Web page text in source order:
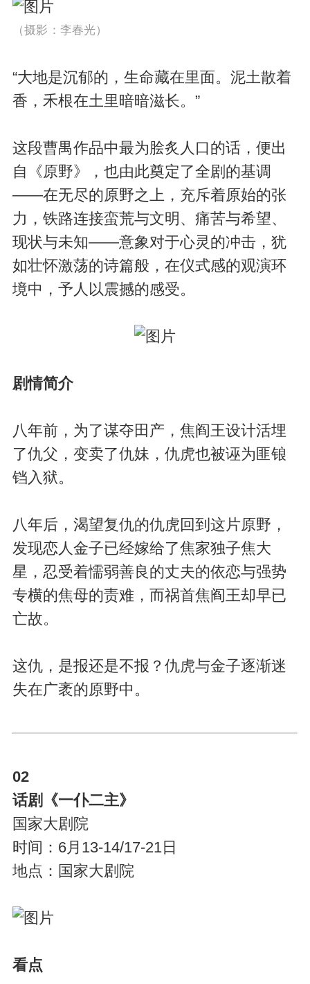
（摄影：李春光）
“大地是沉郁的，生命藏在里面。泥土散着
香，禾根在土里暗暗滋长。”
这段曹禺作品中最为脍炙人口的话，便出
自《原野》，也由此奠定了全剧的基调
——在无尽的原野之上，充斥着原始的张
力，铁路连接蛮荒与文明、痛苦与希望、
现状与未知——意象对于心灵的冲击，犹
如壮怀激荡的诗篇般，在仪式感的观演环
境中，予人以震撼的感受。
剧情简介
八年前，为了谋夺田产，焦阎王设计活埋
了仇父，变卖了仇妹，仇虎也被诬为匪锒
铛入狱。
八年后，渴望复仇的仇虎回到这片原野，
发现恋人金子已经嫁给了焦家独子焦大
星，忍受着懦弱善良的丈夫的依恋与强势
专横的焦母的责难，而祸首焦阎王却早已
亡故。
这仇，是报还是不报？仇虎与金子逐渐迷
失在广袤的原野中。
02
话剧《一仆二主》
国家大剧院
时间：6月13-14/17-21日
地点：国家大剧院
看点